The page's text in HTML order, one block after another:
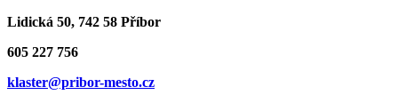
Lidická 50, 742 58 Příbor
605 227 756
klaster@pribor-mesto.cz